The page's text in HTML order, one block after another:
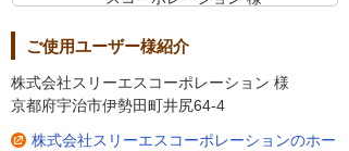
ご使用ユーザー様紹介
株式会社スリーエスコーポレーション 様
京都府宇治市伊勢田町井尻64-4
株式会社スリーエスコーポレーションのホー